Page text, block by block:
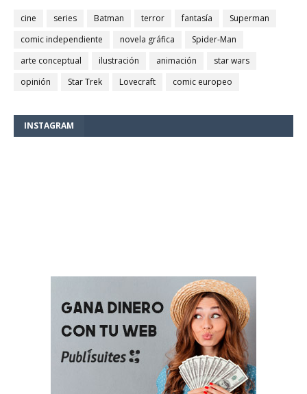
cine series Batman terror fantasía
Superman
comic independiente
novela gráfica
Spider-Man
arte conceptual
ilustración animación
star wars
opinión
Star Trek Lovecraft comic europeo
INSTAGRAM